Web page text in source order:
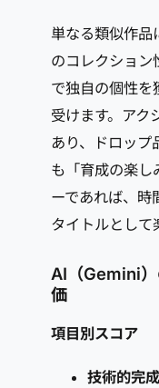
単なる類似作品
のコレクション
で独自の個性を
受けます。アク
あり、ドロップ
も「育成の楽し
ーであれば、時
タイトルとして
AI（Gemini）
価
項目別スコア
技術的完